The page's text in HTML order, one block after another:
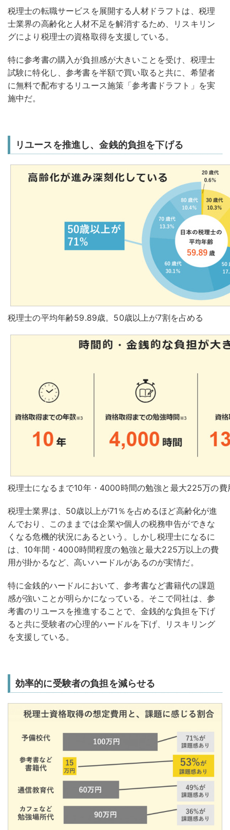
税理士の転職サービスを展開する人材ドラフトは、税理
士業界の高齢化と人材不足を解消するため、リスキリン
グにより税理士の資格取得を支援している。
特に参考書の購入が負担感が大きいことを受け、税理士
試験に特化し、参考書を半額で買い取ると共に、希望者
に無料で配布するリユース施策「参考書ドラフト」を実
施中だ。
リユースを推進し、金銭的負担を下げる
税理士の平均年齢59.89歳。50歳以上が7割を占める
税理士になるまで10年・4000時間の勉強と最大225万の費
税理士業界は、50歳以上が71％を占めるほど高齢化が進
んでおり、このままでは企業や個人の税務申告ができな
くなる危機的状況にあるという。しかし税理士になるに
は、10年間・4000時間程度の勉強と最大225万以上の費
用が掛かるなど、高いハードルがあるのが実情だ。
特に金銭的ハードルにおいて、参考書など書籍代の課題
感が強いことが明らかになっている。そこで同社は、参
考書のリユースを推進することで、金銭的な負担を下げ
ると共に受験者の心理的ハードルを下げ、リスキリング
を支援している。
効率的に受験者の負担を減らせる